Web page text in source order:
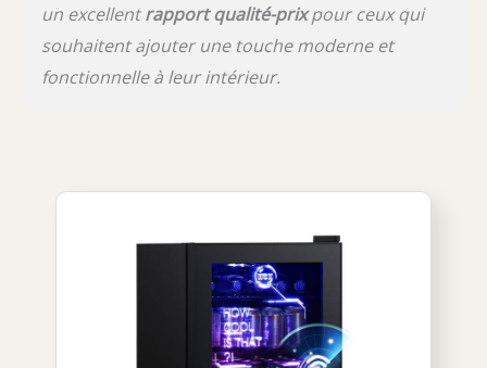
un excellentrapport qualité-prixpour ceux qui
souhaitent ajouter une touche moderne et
fonctionnelle à leur intérieur.